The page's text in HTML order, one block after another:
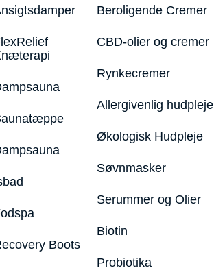
Boots
Beroligende Cremer
CBD-olier og cremer
Rynkecremer
Allergivenlig hudpleje
Økologisk Hudpleje
Søvnmasker
Serummer og Olier
Biotin
Probiotika